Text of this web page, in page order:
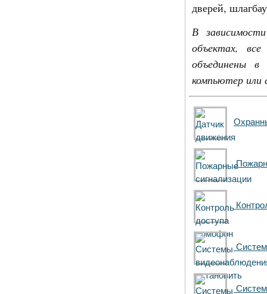
дверей,
В
объектах,
объединены в
компьютер или